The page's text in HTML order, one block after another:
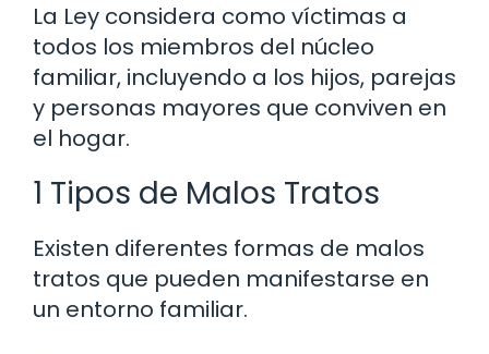
La Ley considera como víctimas a
todos los miembros del núcleo
familiar, incluyendo a los hijos, parejas
y personas mayores que conviven en
el hogar.
1 Tipos de Malos Tratos
Existen diferentes formas de malos
tratos que pueden manifestarse en
un entorno familiar.